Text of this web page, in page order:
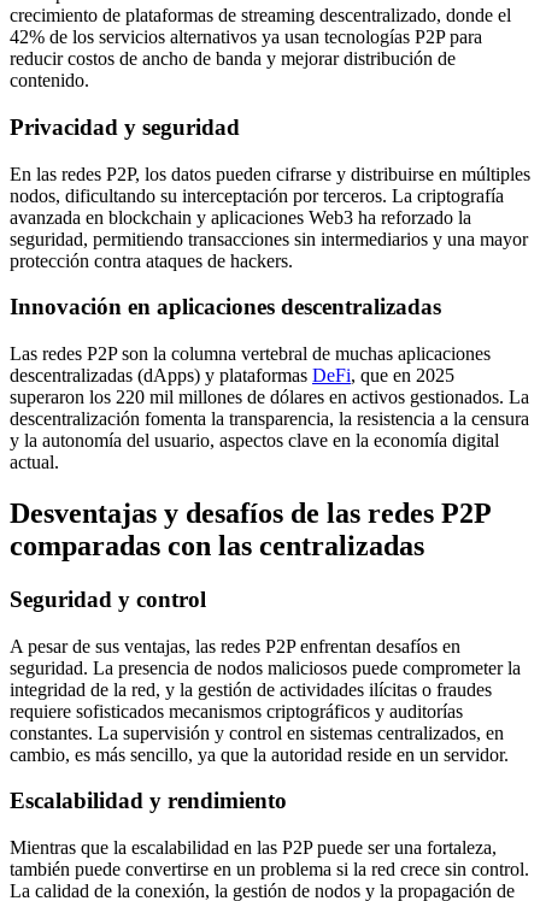
crecimiento de plataformas de streaming descentralizado, donde el
42% de los servicios alternativos ya usan tecnologías P2P para
reducir costos de ancho de banda y mejorar distribución de
contenido.
Privacidad y seguridad
En las redes P2P, los datos pueden cifrarse y distribuirse en múltiples
nodos, dificultando su interceptación por terceros. La criptografía
avanzada en blockchain y aplicaciones Web3 ha reforzado la
seguridad, permitiendo transacciones sin intermediarios y una mayor
protección contra ataques de hackers.
Innovación en aplicaciones descentralizadas
Las redes P2P son la columna vertebral de muchas aplicaciones
descentralizadas (dApps) y plataformas DeFi, que en 2025
superaron los 220 mil millones de dólares en activos gestionados. La
descentralización fomenta la transparencia, la resistencia a la censura
y la autonomía del usuario, aspectos clave en la economía digital
actual.
Desventajas y desafíos de las redes P2P
comparadas con las centralizadas
Seguridad y control
A pesar de sus ventajas, las redes P2P enfrentan desafíos en
seguridad. La presencia de nodos maliciosos puede comprometer la
integridad de la red, y la gestión de actividades ilícitas o fraudes
requiere sofisticados mecanismos criptográficos y auditorías
constantes. La supervisión y control en sistemas centralizados, en
cambio, es más sencillo, ya que la autoridad reside en un servidor.
Escalabilidad y rendimiento
Mientras que la escalabilidad en las P2P puede ser una fortaleza,
también puede convertirse en un problema si la red crece sin control.
La calidad de la conexión, la gestión de nodos y la propagación de